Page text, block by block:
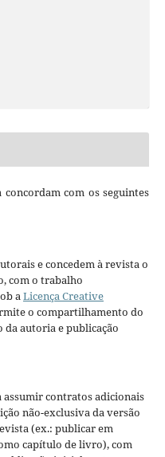
com os seguintes
e concedem à revista o
com o trabalho
aLicença Creative
o compartilhamento do
autoria e publicação
contratos adicionais
não-exclusiva da versão
(ex.: publicar em
capítulo de livro), com